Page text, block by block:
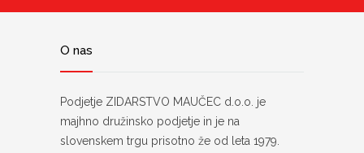
O nas
Podjetje ZIDARSTVO MAUČEC d.o.o. je
majhno družinsko podjetje in je na
slovenskem trgu prisotno že od leta 1979.